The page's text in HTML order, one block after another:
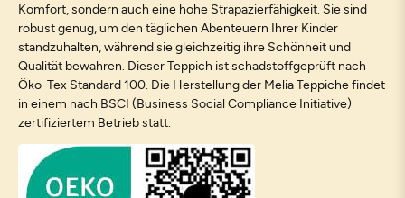
Komfort, sondern auch eine hohe Strapazierfähigkeit. Sie sind
robust genug, um den täglichen Abenteuern Ihrer Kinder
standzuhalten, während sie gleichzeitig ihre Schönheit und
Qualität bewahren. Dieser Teppich ist schadstoffgeprüft nach
Öko-Tex Standard 100. Die Herstellung der Melia Teppiche findet
in einem nach BSCI (Business Social Compliance Initiative)
zertifiziertem Betrieb statt.